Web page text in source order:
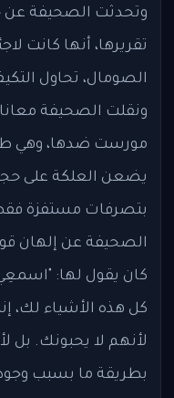
وتحدثت الصحيفة عن
الصومال، تحاول
ونقلت الصحيفة
مورست ضدها، وهي
يضعن العلكة على
بتصرفات مستفزة
الصحيفة عن إلهان
كان يقول لها:
كل هذه الأشياء لك،
لأنهم لا يحبونك.
بطريقة ما بسبب